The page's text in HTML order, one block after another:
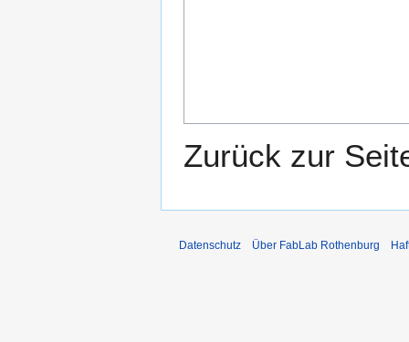
Zurück zur
Datenschutz Über FabLab Rothenburg